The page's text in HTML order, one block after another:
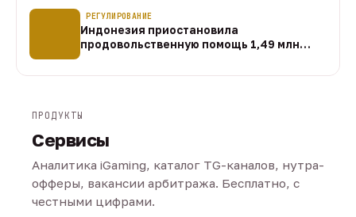
РЕГУЛИРОВАНИЕ
Индонезия приостановила
продовольственную помощь 1,49 млн
ПРОДУКТЫ
Сервисы
Аналитика iGaming, каталог TG-каналов, нутра-
офферы, вакансии арбитража. Бесплатно, с
честными цифрами.